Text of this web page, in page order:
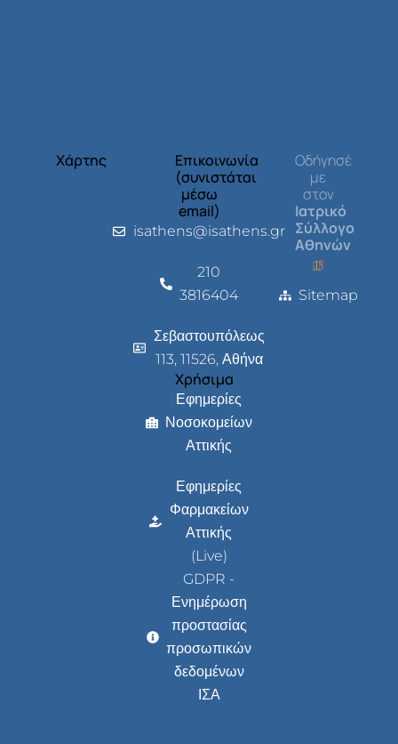
Χάρτης
Επικοινωνία
(συνιστάται
μέσω
email)
isathens@isathens.gr
210
3816404
Σεβαστουπόλεως
113, 11526, Αθήνα
Χρήσιμα
Εφημερίες
Νοσοκομείων
Αττικής
Εφημερίες
Φαρμακείων
Αττικής
(Live)
GDPR -
Ενημέρωση
προστασίας
προσωπικών
δεδομένων
ΙΣΑ
Οδήγησέ
με
στον
Ιατρικό
Σύλλογο
Αθηνών
Sitemap